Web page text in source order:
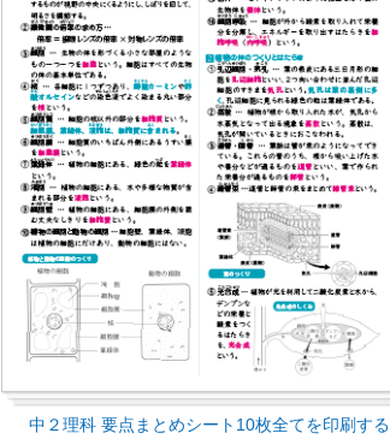
中２理科 要点まとめシート10枚全てを印刷する